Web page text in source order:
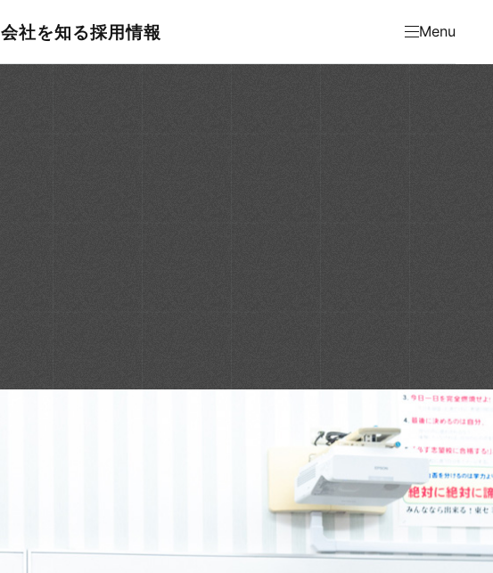
会社を知る採用情報 Menu